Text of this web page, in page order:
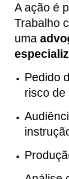
A ação é
Trabalho
uma
Pedido
risco de